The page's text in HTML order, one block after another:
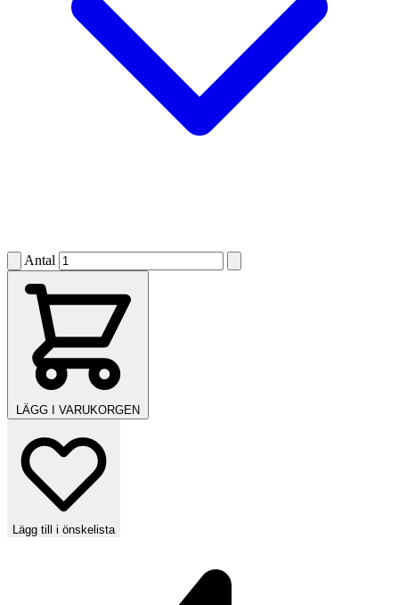
Antal
LÄGG I VARUKORGEN
Lägg till i önskelista